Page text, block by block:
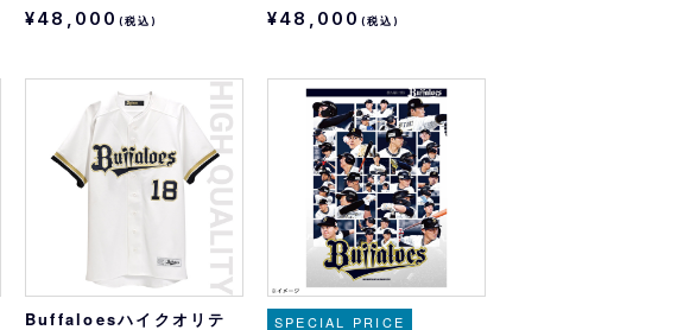
¥48,000 (税込)
¥48,000 (税込)
Buffaloesハイクオリテ
SPECIAL PRICE